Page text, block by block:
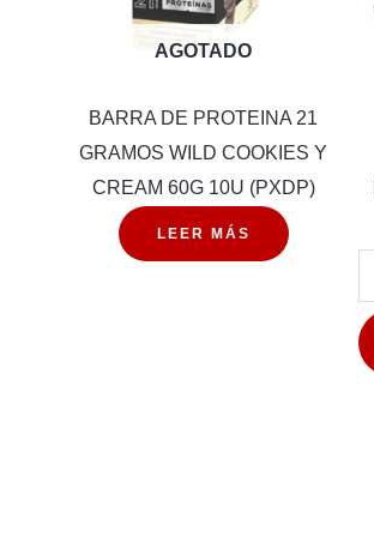
AGOTADO
BARRA DE PROTEINA 21
GRAMOS WILD COOKIES Y
CREAM 60G 10U (PXDP)
LEER MÁS